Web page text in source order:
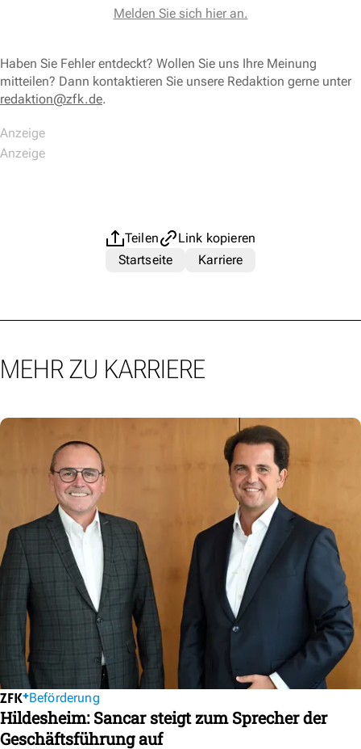
Melden Sie sich hier an.
Haben Sie Fehler entdeckt? Wollen Sie uns Ihre Meinung
mitteilen? Dann kontaktieren Sie unsere Redaktion gerne unter
redaktion@zfk.de.
Teilen
Link kopieren
Startseite
Karriere
MEHR ZU KARRIERE
Beförderung
Hildesheim: Sancar steigt zum Sprecher der
Geschäftsführung auf